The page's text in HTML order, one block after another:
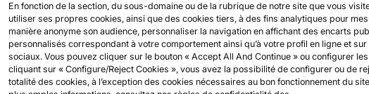
ÉTUDE DE COLT,
MONDIALE
En fonction de la section, du sous-domaine ou de la rubrique de notre site que vous
utiliser ses propres cookies, ainsi que des cookies tiers, à des fins analytiques pour
manière anonyme son audience, personnaliser la navigation en affichant des encarts
personnalisés correspondant à votre comportement ainsi qu’à votre profil en ligne et
sociaux. Vous pouvez cliquer sur le bouton « Accept All And Continue » ou configurer
cliquant sur « Configure/Reject Cookies », vous avez la possibilité de configurer ou de
totalité des cookies, à l’exception des cookies nécessaires au bon fonctionnement du